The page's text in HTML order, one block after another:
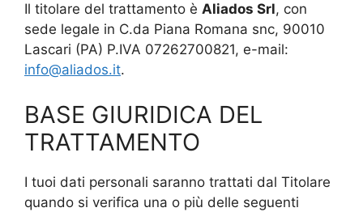
Il titolare del trattamento è Aliados Srl, con
sede legale in C.da Piana Romana snc, 90010
Lascari (PA) P.IVA 07262700821, e-mail:
info@aliados.it.
BASE GIURIDICA DEL
TRATTAMENTO
I tuoi dati personali saranno trattati dal Titolare
quando si verifica una o più delle seguenti